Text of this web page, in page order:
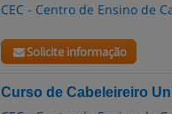
CEC - Centro de Ensino de
Solicite informação
Curso de Cabeleireiro